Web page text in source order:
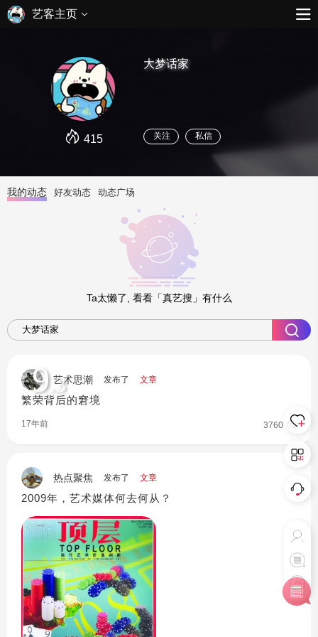
艺客主页
415
大梦话家
关注 私信
我的动态 好友动态 动态广场
Ta太懒了, 看看「真艺搜」有什么
艺术思潮 发布了 文章
繁荣背后的窘境
9.3
17年前 3760
热点聚焦 发布了 文章
2009年，艺术媒体何去何从？